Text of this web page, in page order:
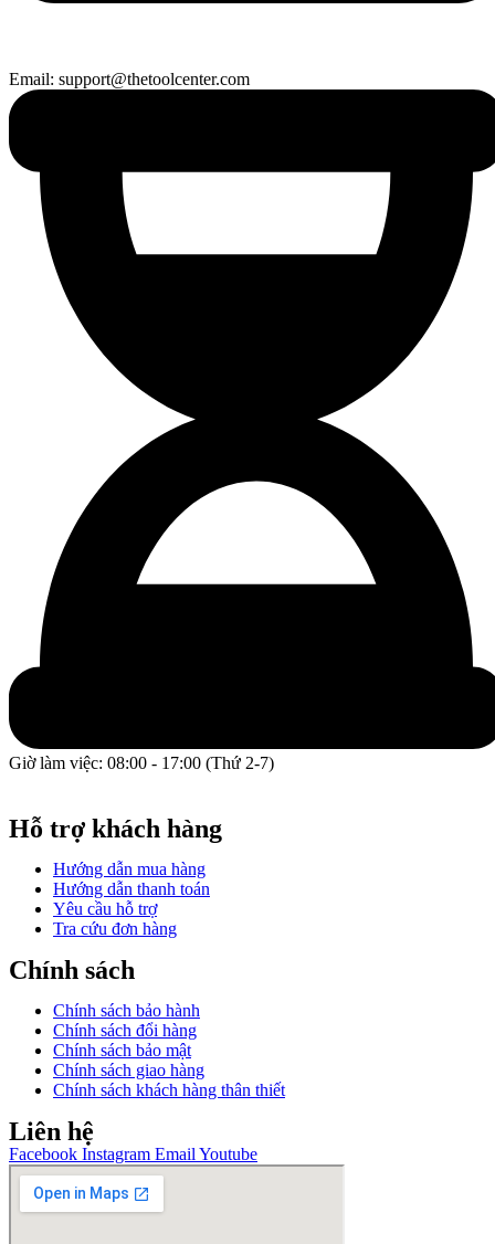
Email: support@thetoolcenter.com
Giờ làm việc: 08:00 - 17:00 (Thứ 2-7)
Hỗ trợ khách hàng
Hướng dẫn mua hàng
Hướng dẫn thanh toán
Yêu cầu hỗ trợ
Tra cứu đơn hàng
Chính sách
Chính sách bảo hành
Chính sách đổi hàng
Chính sách bảo mật
Chính sách giao hàng
Chính sách khách hàng thân thiết
Liên hệ
Facebook Instagram Email Youtube